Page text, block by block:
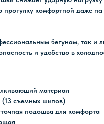
прогулку комфортной даже
бегунам, так и
и удобство в
материал
(13 съемных шипов)
подошва для комфорта